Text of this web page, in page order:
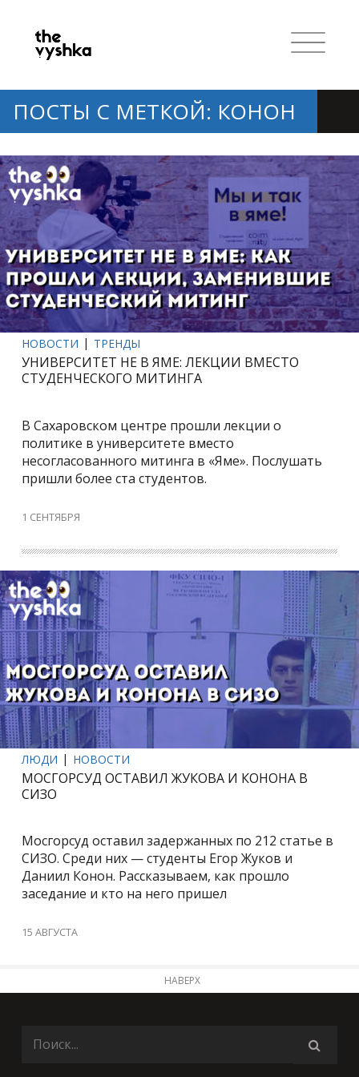
ПОСТЫ С МЕТКОЙ: КОНОН
НОВОСТИ ТРЕНДЫ
УНИВЕРСИТЕТ НЕ В ЯМЕ: ЛЕКЦИИ ВМЕСТО
СТУДЕНЧЕСКОГО МИТИНГА
В Сахаровском центре прошли лекции о
политике в университете вместо
несогласованного митинга в «Яме». Послушать
пришли более ста студентов.
1 СЕНТЯБРЯ
ЛЮДИ НОВОСТИ
МОСГОРСУД ОСТАВИЛ ЖУКОВА И КОНОНА В
СИЗО
Мосгорсуд оставил задержанных по 212 статье в
СИЗО. Среди них — студенты Егор Жуков и
Даниил Конон. Рассказываем, как прошло
заседание и кто на него пришел
15 АВГУСТА
НАВЕРХ